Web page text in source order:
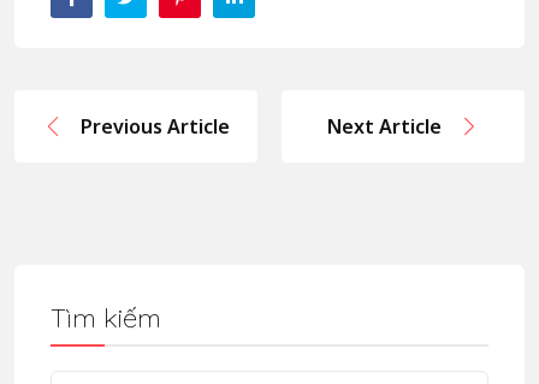
Previous Article Next Article
Tìm kiếm